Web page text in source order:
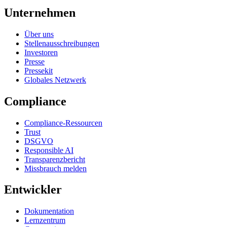
Unternehmen
Über uns
Stellenausschreibungen
Investoren
Presse
Pressekit
Globales Netzwerk
Compliance
Compliance-Ressourcen
Trust
DSGVO
Responsible AI
Transparenzbericht
Missbrauch melden
Entwickler
Dokumentation
Lernzentrum